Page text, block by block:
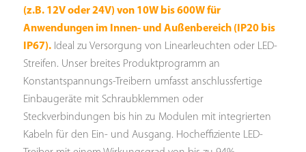
(z.B. 12V oder 24V) von 10W bis 600W für
Anwendungen im Innen- und Außenbereich (IP20 bis
IP67).Ideal zu Versorgung von Linearleuchten oder LED-
Streifen. Unser breites Produktprogramm an
Konstantspannungs-Treibern umfasst anschlussfertige
Einbaugeräte mit Schraubklemmen oder
Steckverbindungen bis hin zu Modulen mit integrierten
Kabeln für den Ein- und Ausgang. Hocheffiziente LED-